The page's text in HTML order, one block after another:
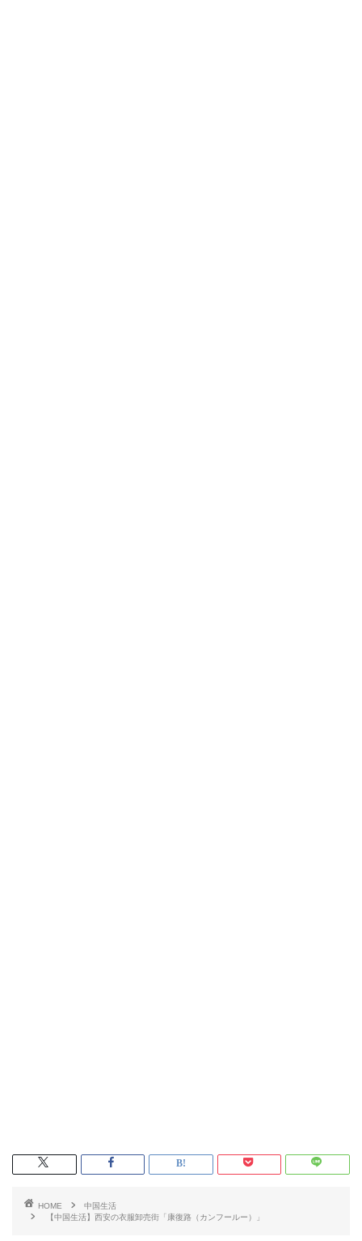
HOME
中国生活
【中国生活】西安の衣服卸売街「康復路（カンフールー）」